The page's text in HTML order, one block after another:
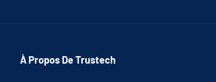
À Propos De Trustech